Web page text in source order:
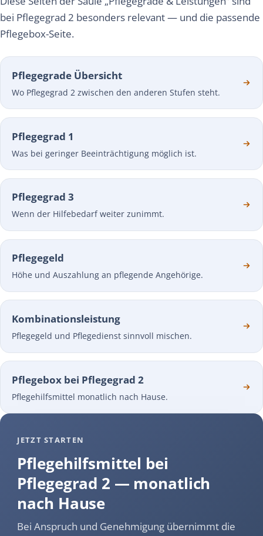
bei Pflegegrad 2 besonders relevant — und die passende
Pflegebox-Seite.
Pflegegrade Übersicht
Wo Pflegegrad 2 zwischen den anderen Stufen steht.
Pflegegrad 1
Was bei geringer Beeinträchtigung möglich ist.
Pflegegrad 3
Wenn der Hilfebedarf weiter zunimmt.
Pflegegeld
Höhe und Auszahlung an pflegende Angehörige.
Kombinationsleistung
Pflegegeld und Pflegedienst sinnvoll mischen.
Pflegebox bei Pflegegrad 2
Pflegehilfsmittel monatlich nach Hause.
JETZT STARTEN
Pflegehilfsmittel bei
Pflegegrad 2 — monatlich
nach Hause
Bei Anspruch und Genehmigung übernimmt die